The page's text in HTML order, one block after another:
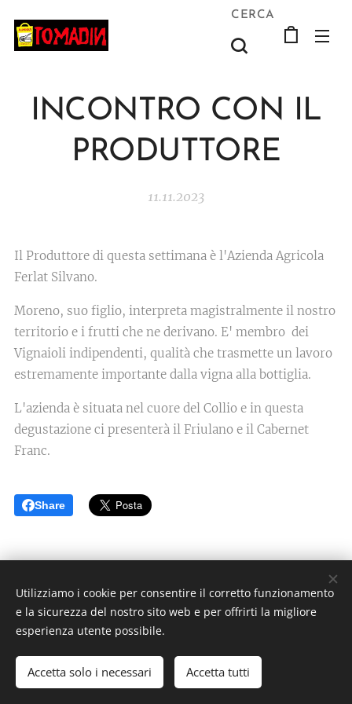
CERCA
INCONTRO CON IL
PRODUTTORE
11.11.2023
Il Produttore di questa settimana è l'Azienda Agricola
Ferlat Silvano.
Moreno, suo figlio, interpreta magistralmente il nostro
territorio e i frutti che ne derivano. E' membro dei
Vignaioli indipendenti, qualità che trasmette un lavoro
estremamente importante dalla vigna alla bottiglia.
L'azienda è situata nel cuore del Collio e in questa
degustazione ci presenterà il Friulano e il Cabernet
Franc.
Share
ALIMENTARI TOMADIN s.r.l
Creato con Webnode Cookies
Utilizziamo i cookie per consentire il corretto funzionamento
e la sicurezza del nostro sito web e per offrirti la migliore
esperienza utente possibile.
Accetta solo i necessari Accetta tutti